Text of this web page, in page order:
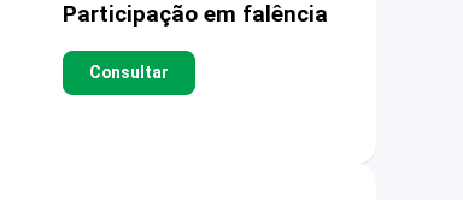
Participação em falência
Consultar